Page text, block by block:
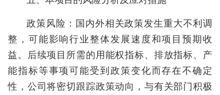
政策风险：国内外相关政策发生重大不利调
整，可能影响行业整体发展速度和项目预期收
益。后续项目所需的用能权指标、排放指标、产
能指标等事项可能受到政策变化而存在不确定
性，公司将密切跟踪政策动向，与有关部门积极